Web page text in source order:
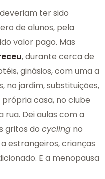
ter sido
de alunos, pela
valor pago. Mas
, durante cerca de
ginásios, com uma a
no jardim, substituições,
casa, no clube
rua. Dei aulas com a
gritos do cycling no
estrangeiros, crianças
E a menopausa